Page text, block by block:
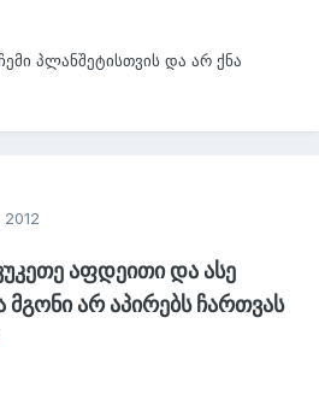
პლანშეტისთვის და არ ქნა
აფდეითი და ასე
მგონი არ აპირებს ჩართვას